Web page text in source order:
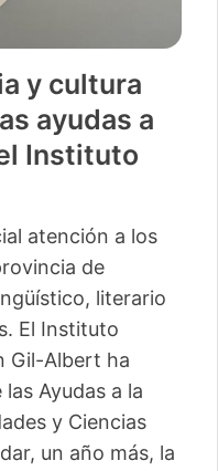
y cultura
ayudas a
Instituto
atención a los
de
literario
El Instituto
Gil-Albert ha
Ayudas a la
y Ciencias
un año más, la